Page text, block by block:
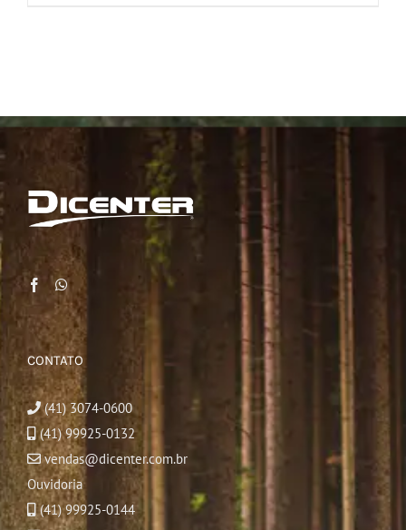
CONTATO
(41) 3074-0600
(41) 99925-0132
vendas@dicenter.com.br
Ouvidoria
(41) 99925-0144